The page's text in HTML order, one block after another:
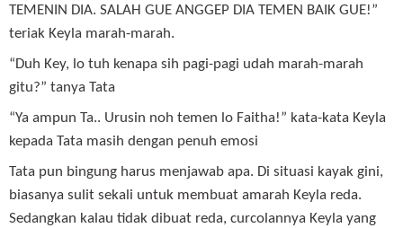
TEMENIN DIA. SALAH GUE ANGGEP DIA TEMEN BAIK GUE!”
teriak Keyla marah-marah.
“Duh Key, lo tuh kenapa sih pagi-pagi udah marah-marah
gitu?” tanya Tata
“Ya ampun Ta.. Urusin noh temen lo Faitha!” kata-kata Keyla
kepada Tata masih dengan penuh emosi
Tata pun bingung harus menjawab apa. Di situasi kayak gini,
biasanya sulit sekali untuk membuat amarah Keyla reda.
Sedangkan kalau tidak dibuat reda, curcolannya Keyla yang